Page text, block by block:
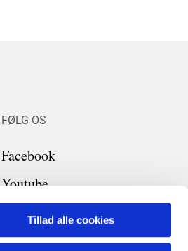
Tillad alle cookies
FØLG OS
Facebook
Youtube